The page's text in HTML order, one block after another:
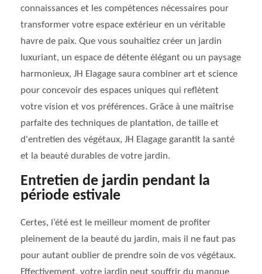
connaissances et les compétences nécessaires pour
transformer votre espace extérieur en un véritable
havre de paix. Que vous souhaitiez créer un jardin
luxuriant, un espace de détente élégant ou un paysage
harmonieux, JH Elagage saura combiner art et science
pour concevoir des espaces uniques qui reflètent
votre vision et vos préférences. Grâce à une maîtrise
parfaite des techniques de plantation, de taille et
d'entretien des végétaux, JH Elagage garantit la santé
et la beauté durables de votre jardin.
Entretien de jardin pendant la
période estivale
Certes, l’été est le meilleur moment de profiter
pleinement de la beauté du jardin, mais il ne faut pas
pour autant oublier de prendre soin de vos végétaux.
Effectivement, votre jardin peut souffrir du manque